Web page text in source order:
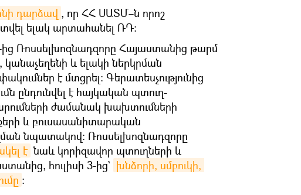
դարձավ , որ ՀՀ ՍԱՏՄ–ն որոշ
տվել ելակ արտահանել ՌԴ։
Ռոսսելխոզնադզորը Հայաստանից թարմ
կանաչեղենի և ելակի ներկրման
է մտցրել։ Գերատեսչությունից
ընդունվել է հայկական պտուղ-
ժամանակ խախտումների
և բուսասանիտարական
նպատակով: Ռոսսելխոզնադզորը
է նաև կորիզավոր պտուղների և
հուլիսի 3-ից` խնձորի, սմբուկի,
։